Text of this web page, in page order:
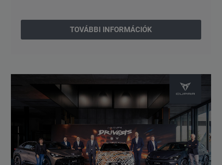
TOVÁBBI INFORMÁCIÓK